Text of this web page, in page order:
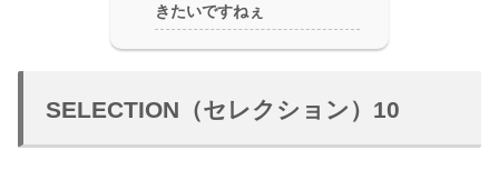
きたいですねぇ
SELECTION（セレクション）10